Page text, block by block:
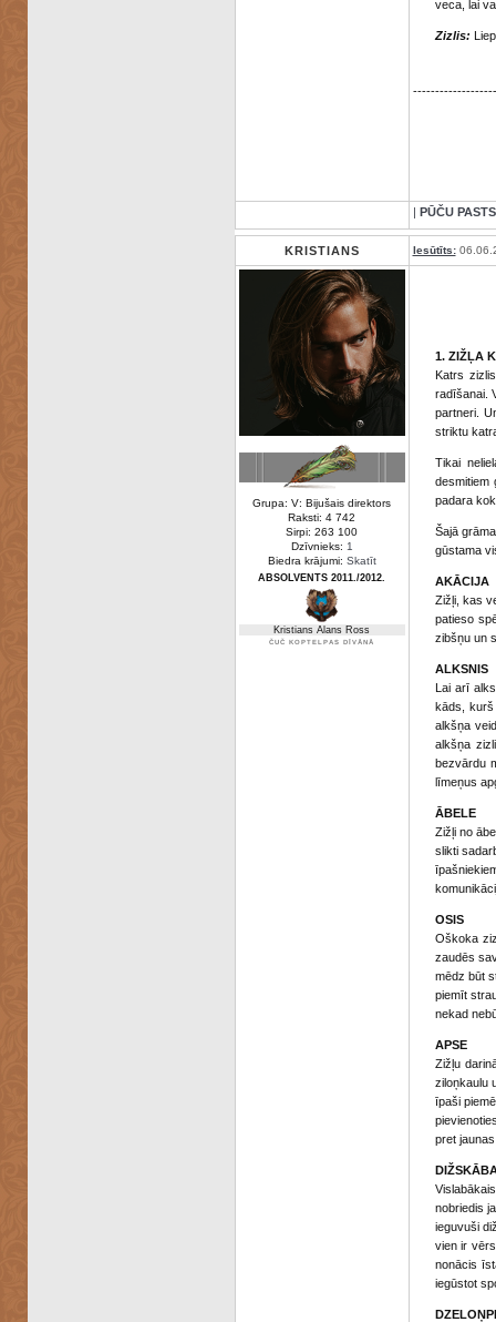
veca, lai
Zizlis:
| PŪČU PASTS
KRISTIANS Iesūtīts:
Grupa: V: Bijušais direktors
Raksti: 4 742
Sirpi: 263 100
Dzīvnieks: 1
Biedra krājumi: Skatīt
ABSOLVENTS 2011./2012.
Kristians Alans Ross
ČUČ KOPTELPAS DĪVĀNĀ
1. ZIŽĻA
Katrs
radīšanai.
partneri.
striktu
Tikai
desmitiem
padara
Šajā
gūstama
AKĀCIJA
Zižļi, kas
patieso
zibšņu un
ALKSNIS
Lai arī
kāds,
alkšņa
alkšņa
bezvārdu
līmeņus
ĀBELE
Zižļi no
slikti
OSIS
Oškoka
zaudēs
mēdz būt
piemīt
nekad
APSE
Zižļu
ziloņkaulu
īpaši
pret
nobriedis
ieguvuši
vien ir
nonācis
iegūstot